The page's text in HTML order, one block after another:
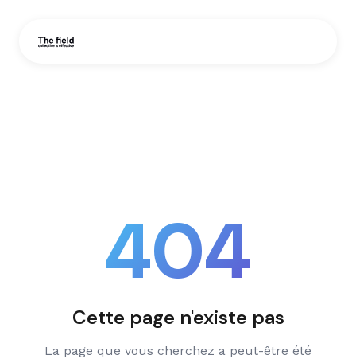
404
Cette page n'existe pas
La page que vous cherchez a peut-être été